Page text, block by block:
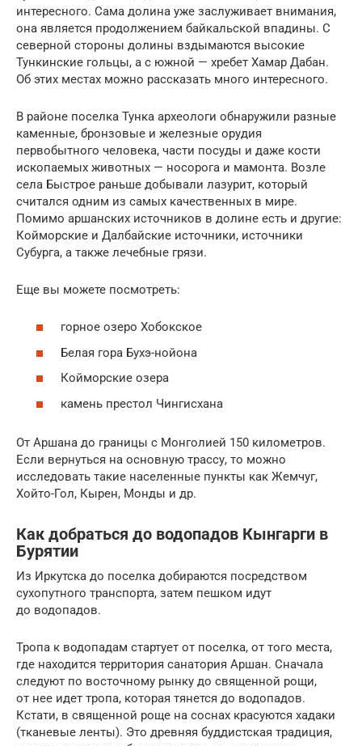
интересного. Сама долина уже заслуживает внимания,
она является продолжением байкальской впадины. С
северной стороны долины вздымаются высокие
Тункинские гольцы, а с южной — хребет Хамар Дабан.
Об этих местах можно рассказать много интересного.
В районе поселка Тунка археологи обнаружили разные
каменные, бронзовые и железные орудия
первобытного человека, части посуды и даже кости
ископаемых животных — носорога и мамонта. Возле
села Быстрое раньше добывали лазурит, который
считался одним из самых качественных в мире.
Помимо аршанских источников в долине есть и другие:
Койморские и Далбайские источники, источники
Субурга, а также лечебные грязи.
Еще вы можете посмотреть:
горное озеро Хобокское
Белая гора Бухэ-нойона
Койморские озера
камень престол Чингисхана
От Аршана до границы с Монголией 150 километров.
Если вернуться на основную трассу, то можно
исследовать такие населенные пункты как Жемчуг,
Хойто-Гол, Кырен, Монды и др.
Как добраться до водопадов Кынгарги в
Бурятии
Из Иркутска до поселка добираются посредством
сухопутного транспорта, затем пешком идут
до водопадов.
Тропа к водопадам стартует от поселка, от того места,
где находится территория санатория Аршан. Сначала
следуют по восточному рынку до священной рощи,
от нее идет тропа, которая тянется до водопадов.
Кстати, в священной роще на соснах красуются хадаки
(тканевые ленты). Это древняя буддистская традиция,